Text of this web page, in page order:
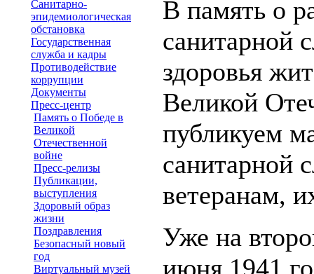
Санитарно-
эпидемиологическая
обстановка
Государственная
служба и кадры
Противодействие
коррупции
Документы
Пресс-центр
Память о Победе в
Великой
Отечественной
войне
Пресс-релизы
Публикации,
выступления
Здоровый образ
жизни
Поздравления
Безопасный новый
год
Виртуальный музей
В память о
санитарной
здоровья
Великой
публикуем
санитарной
ветеранам,
Уже на
июня 1941